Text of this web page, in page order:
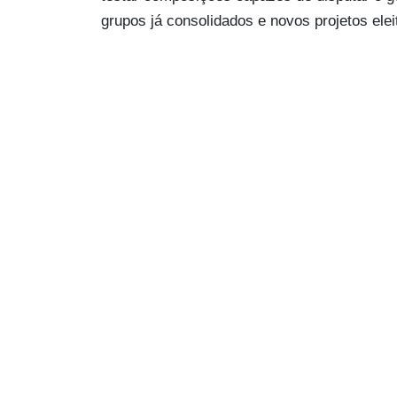
grupos já consolidados e novos projetos